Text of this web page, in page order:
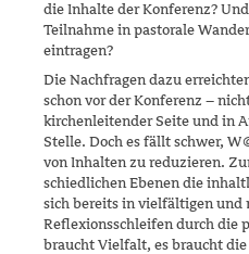
die Inhalte der Konfe­renz?
Teilnahme in pastorale
eintragen?
Die Nachfragen dazu
schon vor der Konferenz –
kirchenleitender Seite und in
Stelle. Doch es fällt schwer,
von Inhalten zu reduzieren.
schiedlichen Ebenen die
sich bereits in vielfältigen und
Reflexionsschleifen durch die
braucht Vielfalt, es braucht